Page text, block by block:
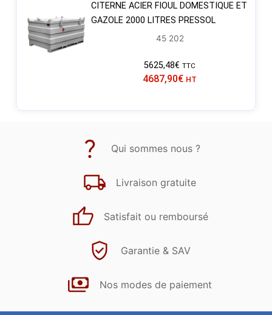
CITERNE ACIER FIOUL DOMESTIQUE ET
GAZOLE 2000 LITRES PRESSOL
45 202
5625,48€ TTC
4687,90€ HT
Qui sommes nous ?
Livraison gratuite
Satisfait ou remboursé
Garantie & SAV
Nos modes de paiement